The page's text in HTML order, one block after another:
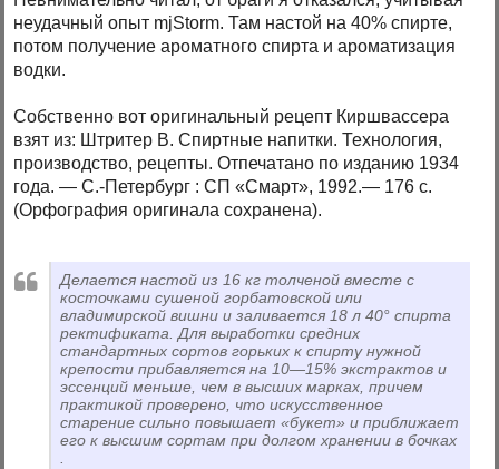
неудачный опыт mjStorm. Там настой на 40% спирте,
потом получение ароматного спирта и ароматизация
водки.
Собственно вот оригинальный рецепт Киршвассера
взят из: Штритер В. Спиртные напитки. Технология,
производство, рецепты. Отпечатано по изданию 1934
года. — С.-Петербург : СП «Смарт», 1992.— 176 с.
(Орфография оригинала сохранена).
Делается настой из 16 кг толченой вместе с
косточками сушеной горбатовской или
владимирской вишни и заливается 18 л 40° спирта
ректификата. Для выработки средних
стандартных сортов горьких к спирту нужной
крепости прибавляется на 10—15% экстрактов и
эссенций меньше, чем в высших марках, причем
практикой проверено, что искусственное
старение сильно повышает «букет» и приближает
его к высшим сортам при долгом хранении в бочках
.